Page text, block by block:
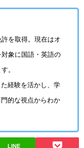
を取得。現在はオ
象に国語・英語の
。
経験を活かし、学
的な視点からわか
LINE